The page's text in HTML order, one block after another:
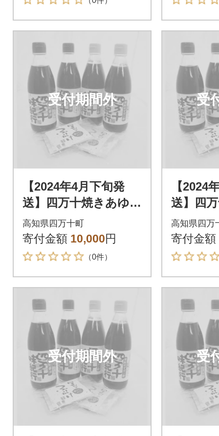
受付期間外
【2024年4月下旬発
送】四万十焼きあゆだ
し醤油・ゆずポン酢4
本 Ess-05
高知県四万十町
寄付金額 10,000円
（0件）
受
【2024
送】四
し醤油
本 Ess-
高知県四万
寄付金額
受付期間外 受